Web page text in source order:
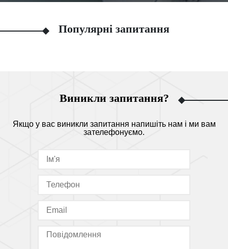
Популярні запитання
Виникли запитання?
Якщо у вас виникли запитання напишіть нам і ми вам
зателефонуємо.